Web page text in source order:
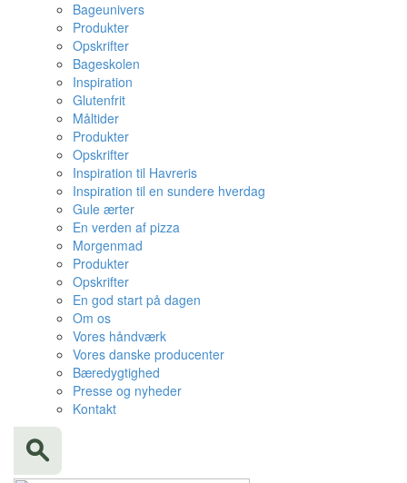
Bageunivers
Produkter
Opskrifter
Bageskolen
Inspiration
Glutenfrit
Måltider
Produkter
Opskrifter
Inspiration til Havreris
Inspiration til en sundere hverdag
Gule ærter
En verden af pizza
Morgenmad
Produkter
Opskrifter
En god start på dagen
Om os
Vores håndværk
Vores danske producenter
Bæredygtighed
Presse og nyheder
Kontakt